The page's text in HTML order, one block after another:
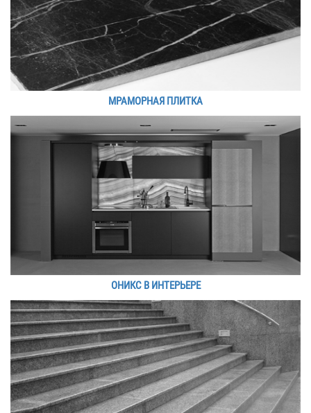
МРАМОРНАЯ ПЛИТКА
ОНИКС В ИНТЕРЬЕРЕ